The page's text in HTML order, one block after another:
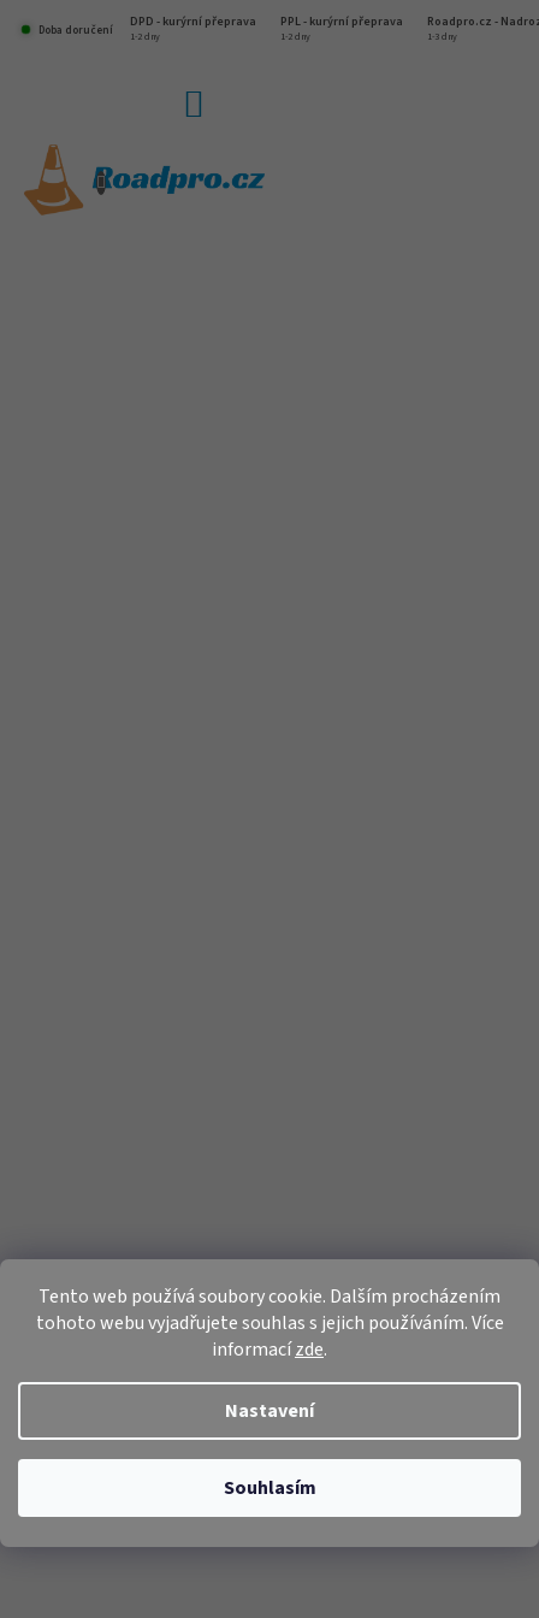
Tento web používá soubory cookie. Dalším procházením
tohoto webu vyjadřujete souhlas s jejich používáním. Více
informacízde.
Nastavení
Souhlasím
Doba doručení
DPD - kurýrní přeprava PPL - kurýrní přeprava Roadpro.cz -
1-2 dny 1-2 dny 1-3 dny